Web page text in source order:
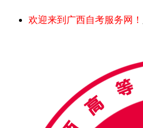
欢迎来到广西自考服务网！